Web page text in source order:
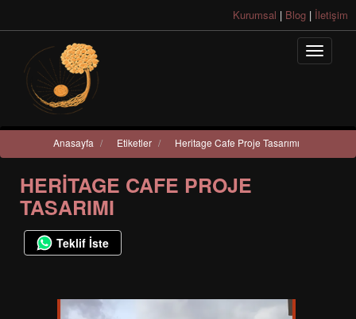
Kurumsal | Blog | İletişim
Anasayfa / Etiketler / Heritage Cafe Proje Tasarımı
HERITAGE CAFE PROJE
TASARIMI
Teklif İste